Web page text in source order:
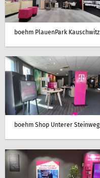
boehm PlauenPark Kauschwitz
boehm Shop Unterer Steinweg